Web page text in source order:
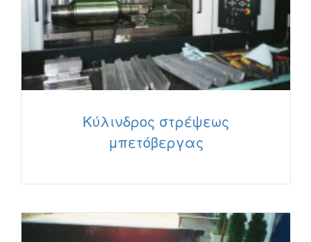
Κύλινδρος στρέψεως
μπετόβεργας